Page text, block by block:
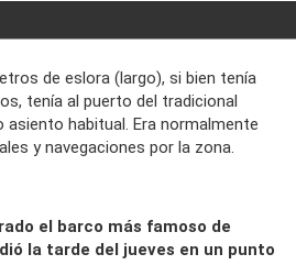
de eslora (largo), si bien tenía
tenía al puerto del tradicional
asiento habitual. Era normalmente
y navegaciones por la zona.
el barco más famoso de
la tarde del jueves en un punto